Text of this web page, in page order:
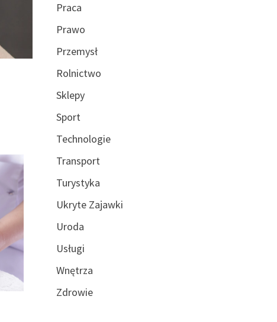
Praca
Prawo
Przemysł
Rolnictwo
Sklepy
Sport
Technologie
Transport
Turystyka
Ukryte Zajawki
Uroda
Usługi
Wnętrza
Zdrowie